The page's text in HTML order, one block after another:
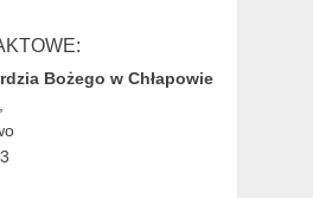
Bożego w Chłapowie